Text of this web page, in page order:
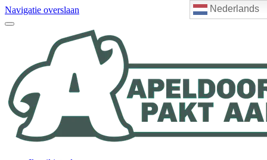
Nederlands
Navigatie overslaan